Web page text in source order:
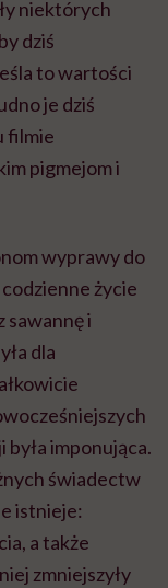
niektórych
dziś
to wartości
je dziś
filmie
pigmejom i
wyprawy do
życie
sawannę i
dla
była imponująca.
świadectw
istnieje:
a także
zmniejszyły